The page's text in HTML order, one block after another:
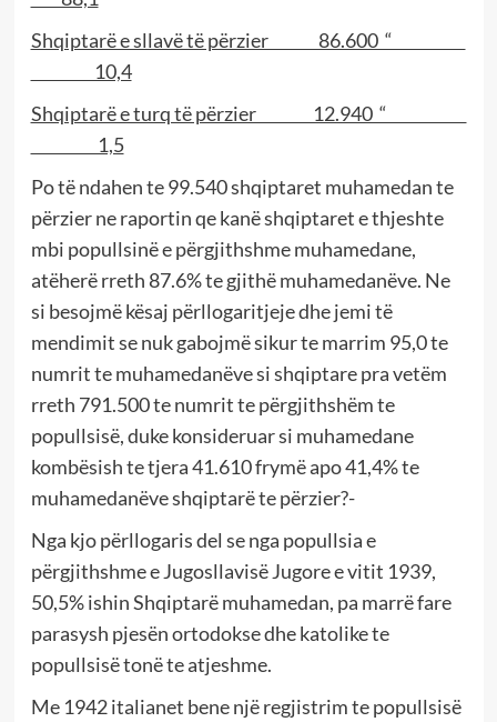
Shqiptarë e sllavë të përzier 86.600 “
10,4
Shqiptarë e turq të përzier 12.940 “
1,5
Po të ndahen te 99.540 shqiptaret muhamedan te
përzier ne raportin qe kanë shqiptaret e thjeshte
mbi popullsinë e përgjithshme muhamedane,
atëherë rreth 87.6% te gjithë muhamedanëve. Ne
si besojmë kësaj përllogaritjeje dhe jemi të
mendimit se nuk gabojmë sikur te marrim 95,0 te
numrit te muhamedanëve si shqiptare pra vetëm
rreth 791.500 te numrit te përgjithshëm te
popullsisë, duke konsideruar si muhamedane
kombësish te tjera 41.610 frymë apo 41,4% te
muhamedanëve shqiptarë te përzier?-
Nga kjo përllogaris del se nga popullsia e
përgjithshme e Jugosllavisë Jugore e vitit 1939,
50,5% ishin Shqiptarë muhamedan, pa marrë fare
parasysh pjesën ortodokse dhe katolike te
popullsisë tonë te atjeshme.
Me 1942 italianet bene një regjistrim te popullsisë